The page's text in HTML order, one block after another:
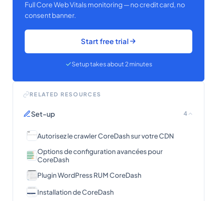
Full Core Web Vitals monitoring — no credit card, no
consent banner.
Start free trial
Setup takes about 2 minutes
RELATED RESOURCES
Set-up 4
Autorisez le crawler CoreDash sur votre CDN
Options de configuration avancées pour
CoreDash
Plugin WordPress RUM CoreDash
Installation de CoreDash